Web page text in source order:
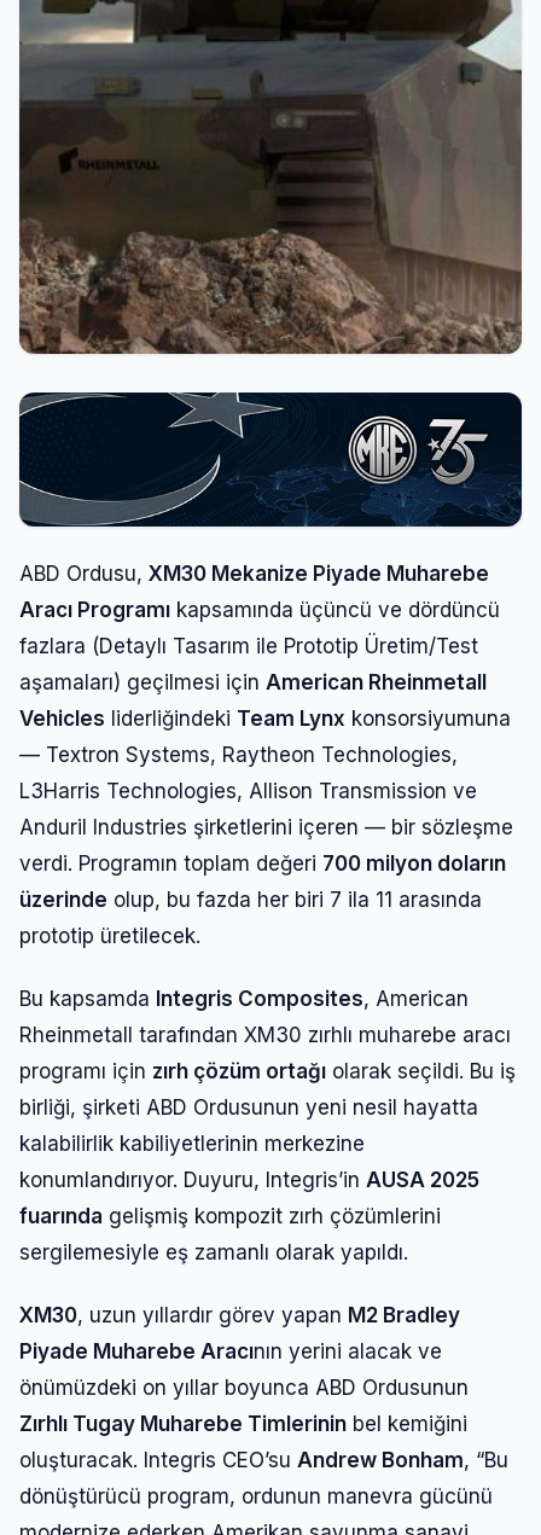
ABD Ordusu, XM30 Mekanize Piyade Muharebe
Aracı Programı kapsamında üçüncü ve dördüncü
fazlara (Detaylı Tasarım ile Prototip Üretim/Test
aşamaları) geçilmesi için American Rheinmetall
Vehicles liderliğindeki Team Lynx konsorsiyumuna
— Textron Systems, Raytheon Technologies,
L3Harris Technologies, Allison Transmission ve
Anduril Industries şirketlerini içeren — bir sözleşme
verdi. Programın toplam değeri 700 milyon doların
üzerinde olup, bu fazda her biri 7 ila 11 arasında
prototip üretilecek.
Bu kapsamda Integris Composites, American
Rheinmetall tarafından XM30 zırhlı muharebe aracı
programı için zırh çözüm ortağı olarak seçildi. Bu iş
birliği, şirketi ABD Ordusunun yeni nesil hayatta
kalabilirlik kabiliyetlerinin merkezine
konumlandırıyor. Duyuru, Integris’in AUSA 2025
fuarında gelişmiş kompozit zırh çözümlerini
sergilemesiyle eş zamanlı olarak yapıldı.
XM30, uzun yıllardır görev yapan M2 Bradley
Piyade Muharebe Aracının yerini alacak ve
önümüzdeki on yıllar boyunca ABD Ordusunun
Zırhlı Tugay Muharebe Timlerinin bel kemiğini
oluşturacak. Integris CEO’su Andrew Bonham, “Bu
dönüştürücü program, ordunun manevra gücünü